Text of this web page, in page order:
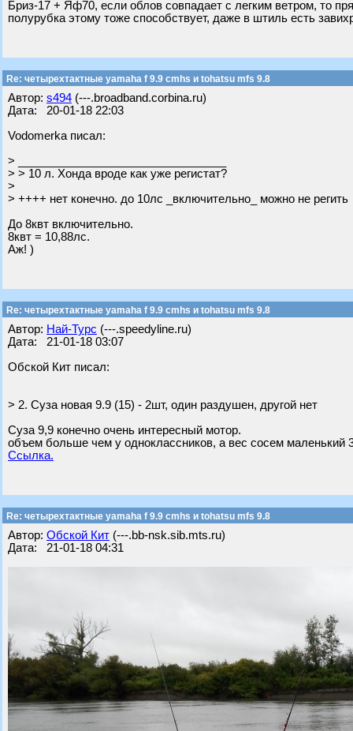
Бриз-17 + Яф70, если облов совпадает с легким ветром, то
полурубка этому тоже способствует, даже в штиль есть
Re: четырехтактные yamaha f 9.9 cmhs и tohatsu mfs 9.8
Автор: s494 (---.broadband.corbina.ru)
Дата: 20-01-18 22:03
Vodomerka писал:
> _________________________________
> > 10 л. Хонда вроде как уже регистат?
>
> ++++ нет конечно. до 10лс _включительно_ можно не регить
До 8квт включительно.
8квт = 10,88лс.
Аж! )
Re: четырехтактные yamaha f 9.9 cmhs и tohatsu mfs 9.8
Автор: Най-Турс (---.speedyline.ru)
Дата: 21-01-18 03:07
Обской Кит писал:
> 2. Суза новая 9.9 (15) - 2шт, один раздушен, другой нет
Суза 9,9 конечно очень интересный мотор.
объем больше чем у одноклассников, а вес сосем маленький
Ссылка.
Re: четырехтактные yamaha f 9.9 cmhs и tohatsu mfs 9.8
Автор: Обской Кит (---.bb-nsk.sib.mts.ru)
Дата: 21-01-18 04:31